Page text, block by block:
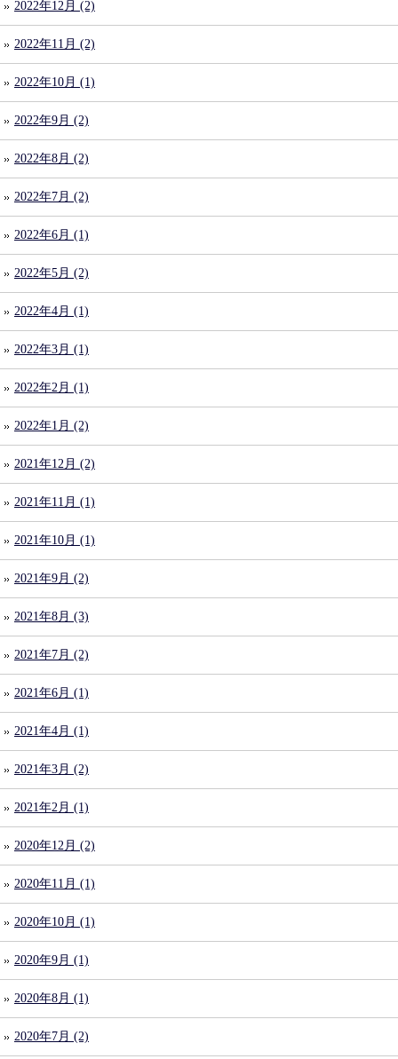
2022年12月 (2)
2022年11月 (2)
2022年10月 (1)
2022年9月 (2)
2022年8月 (2)
2022年7月 (2)
2022年6月 (1)
2022年5月 (2)
2022年4月 (1)
2022年3月 (1)
2022年2月 (1)
2022年1月 (2)
2021年12月 (2)
2021年11月 (1)
2021年10月 (1)
2021年9月 (2)
2021年8月 (3)
2021年7月 (2)
2021年6月 (1)
2021年4月 (1)
2021年3月 (2)
2021年2月 (1)
2020年12月 (2)
2020年11月 (1)
2020年10月 (1)
2020年9月 (1)
2020年8月 (1)
2020年7月 (2)